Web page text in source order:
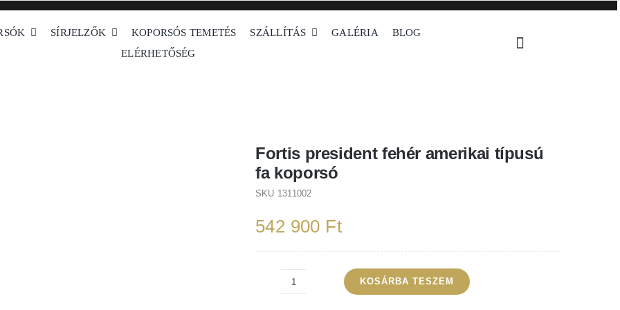
SÍRJELZŐK KOPORSÓS TEMETÉS SZÁLLÍTÁS GALÉRIA
BLOG
ELÉRHETŐSÉG
Fa koporsók Fehér koporsók
Fortis president fehér amerikai típusú
fa koporsó
SKU 1311002
542 900 Ft
KOSÁRBA TESZEM